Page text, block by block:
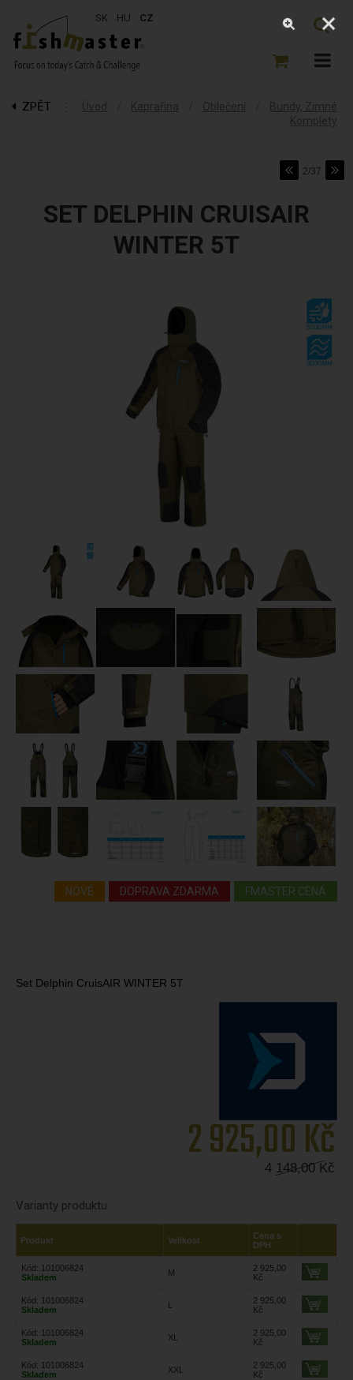
SK HU CZ
ZPĚT Úvod Kaprařina Oblečení
Bundy, Zimné
Komplety
2/37
SET DELPHIN CRUISAIR
WINTER 5T
FMASTER CENA
DOPRAVA ZDARMA
NOVÉ
Set Delphin CruisAIR WINTER 5T
2 925,00Kč
4 148,00Kč
Varianty produktu
Produkt Velikost
Cena s
DPH
Kód: 101006824
Skladem
M
2 925,00
Kč
Kód: 101006824
Skladem
L
2 925,00
Kč
Kód: 101006824
Skladem
XL
2 925,00
Kč
Kód: 101006824
Skladem
XXL
2 925,00
Kč